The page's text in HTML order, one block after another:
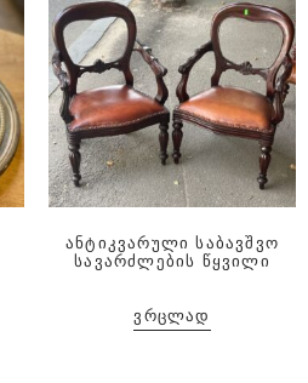
ანტიკვარული საბავშვო
სავარძლების წყვილი
ᲕᲠᲪᲚᲐᲓ